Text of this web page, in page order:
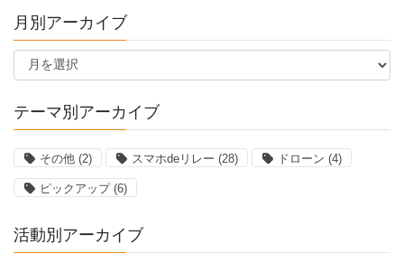
月別アーカイブ
月
ー
ブ
テーマ別アーカイブ
その他 (2) スマホdeリレー (28) ドローン (4)
ピックアップ(6)
活動別アーカイブ